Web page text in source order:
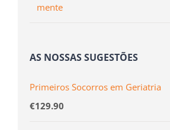
mente
AS NOSSAS SUGESTÕES
Primeiros Socorros em Geriatria
€129.90